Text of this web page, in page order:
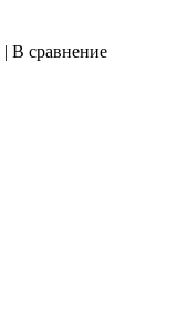
| В сравнение